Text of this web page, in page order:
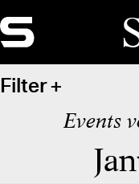
Filter
Events